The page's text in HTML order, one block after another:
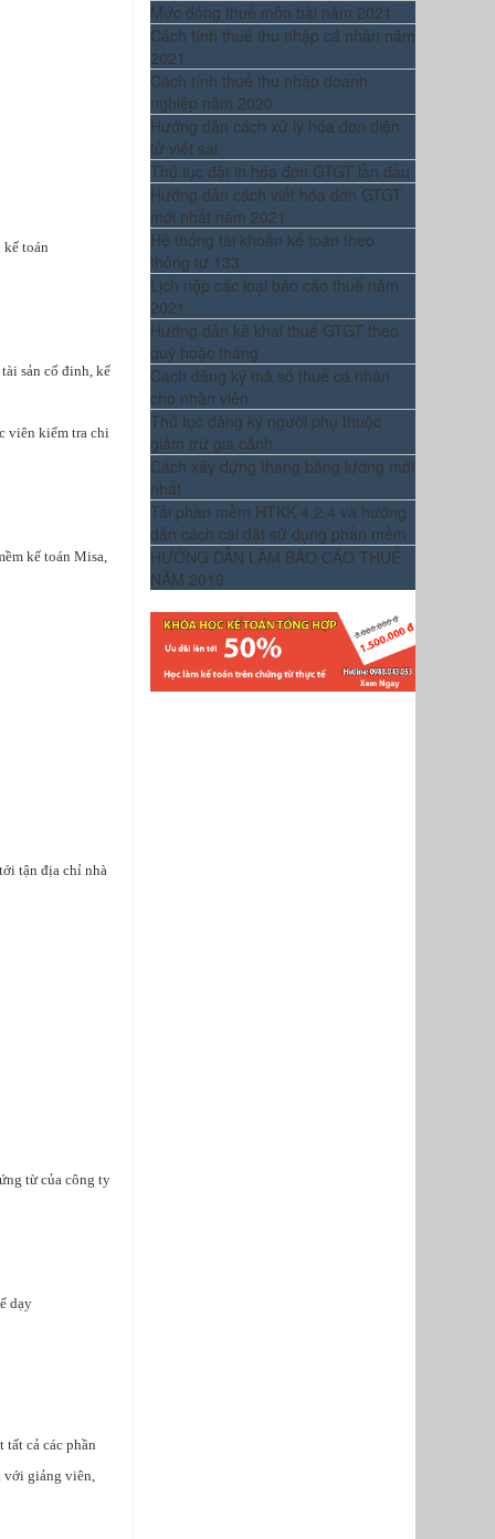
toán
sản cố đinh, kế
viên kiểm tra chi
kế toán Misa,
tận địa chỉ nhà
từ của công ty
dạy
cả các phần
với giảng viên,
Mức đóng thuế môn bài năm 2021
Cách tính thuế thu nhập cá nhân năm
2021
Cách tính thuế thu nhập doanh
nghiệp năm 2020
Hướng dẫn cách xử lý hóa đơn điện
tử viết sai
Thủ tục đặt in hóa đơn GTGT lần đầu
Hướng dẫn cách viết hóa đơn GTGT
mới nhất năm 2021
Hệ thống tài khoản kế toán theo
thông tư 133
Lịch nộp các loại báo cáo thuế năm
2021
Hướng dẫn kê khai thuế GTGT theo
quý hoặc tháng
Cách đăng ký mã số thuế cá nhân
cho nhân viên
Thủ tục đăng ký người phụ thuộc
giảm trừ gia cảnh
Cách xây dựng thang bảng lương mới
nhất
Tải phần mềm HTKK 4.2.4 và hướng
dẫn cách cài đặt sử dụng phần mềm
HƯỚNG DẪN LÀM BÁO CÁO THUẾ
NĂM 2019